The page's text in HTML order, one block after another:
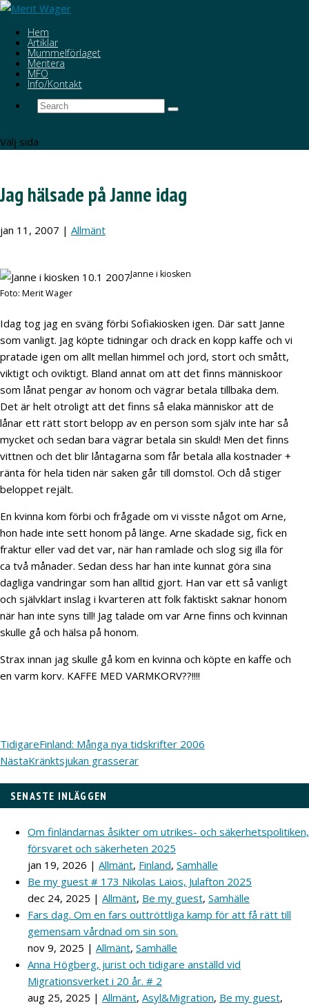
Hem
Artiklar
Mummelförlaget
Meritera
MFO
Info/Kontakt
Välj sida
Jag hälsade på Janne idag
jan 11, 2007 | Allmänt
Janne i kiosken
Foto: Merit Wager
Idag tog jag en sväng förbi Sofiakiosken igen. Där satt Janne
som vanligt. Jag köpte tidningar och drack en kopp kaffe och vi
pratade igen om allt mellan himmel och jord, stort och smått,
viktigt och oviktigt. Bland annat om att det finns människoor
som lånat pengar av honom och vägrar betala tillbaka dem.
Det är helt otroligt att det finns så elaka människor att de
lånar ett rätt stort belopp av en person som själv inte har så
mycket och sedan bara vägrar betala sin skuld! Men det finns
vittnen och det blir låntagarna som får betala alla kostnader +
ränta för hela tiden när saken går till domstol. Och då stiger
beloppet rejält.
En kvinna kom förbi och frågade om vi visste något om Arne,
hon hade inte sett honom på länge. Arne skadade sig, fick en
fraktur eller vad det var, när han ramlade och slog sig illa för
ca två månader. Sedan dess har han inte kunnat göra sina
dagliga vandringar som han alltid gjort. Han var ett så vanligt
och självklart inslag i kvarteren att folk faktiskt saknar honom
när han inte syns till! Jag talade om var Arne finns och kvinnan
skulle gå och hälsa på honom.
Strax innan jag skulle gå kom en kvinna och köpte en kaffe och
en varm korv. KAFFE MED VARMKORV??!!!!
TidigareFinland: Många nya tidskrifter 2006
NästaKränktsjukan grasserar
SENASTE INLÄGGEN
Om finländarnas åsikter om utrikes- och säkerhetspolitiken,
försvaret och säkerheten 2025
jan 19, 2026 | Allmänt, Finland, Samhälle
Be my guest # 173 Nikolas Laios, Julafton 2025
dec 24, 2025 | Allmänt, Be my guest, Samhälle
Fars dag. Om en fars outtröttliga kamp för att få rätt till
gemensam vårdnad om sin son.
nov 9, 2025 | Allmänt, Samhälle
Anna Högberg, jurist och tidigare anställd vid
Migrationsverket i 20 år. # 2
aug 25, 2025 | Allmänt, Asyl&Migration, Be my guest,